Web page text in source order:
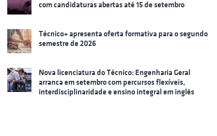
com candidaturas abertas até 15 de setembro
Técnico+ apresenta oferta formativa para o segundo
semestre de 2026
Nova licenciatura do Técnico: Engenharia Geral
arranca em setembro com percursos flexíveis,
interdisciplinaridade e ensino integral em inglês